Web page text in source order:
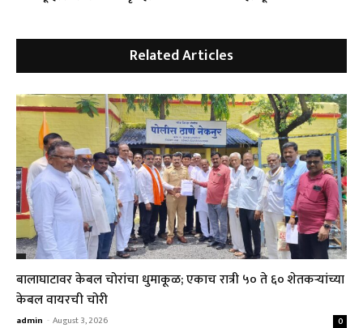
Related Articles
बालाघाटावर केबल चोरांचा धुमाकूळ; एकाच रात्री ५० ते ६० शेतकऱ्यांच्या
केबल वायरची चोरी
admin - August 3, 2026 0